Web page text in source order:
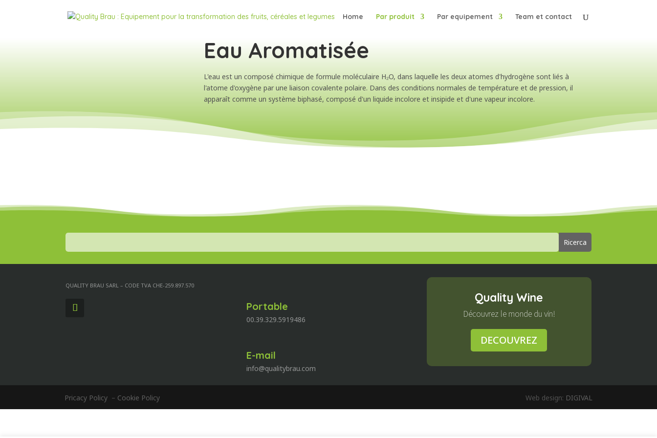
Home Par produit Par equipement Team et contact
Eau Aromatisée
L'eau est un composé chimique de formule moléculaire H₂O, dans laquelle les deux atomes d'hydrogène sont liés à
l'atome d'oxygène par une liaison covalente polaire. Dans des conditions normales de température et de pression, il
apparaît comme un système biphasé, composé d'un liquide incolore et insipide et d'une vapeur incolore.
QUALITY BRAU SARL – CODE TVA CHE-259.897.570
Portable
00.39.329.5919486
E-mail
info@qualitybrau.com
Quality Wine
Découvrez le monde du vin!
DECOUVREZ
Pricacy Policy – Cookie Policy Web design: DIGIVAL